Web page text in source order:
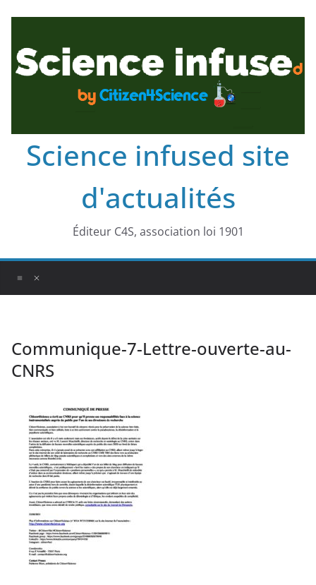
Science infused site
d'actualités
Éditeur C4S, association loi 1901
Communique-7-Lettre-ouverte-au-
CNRS